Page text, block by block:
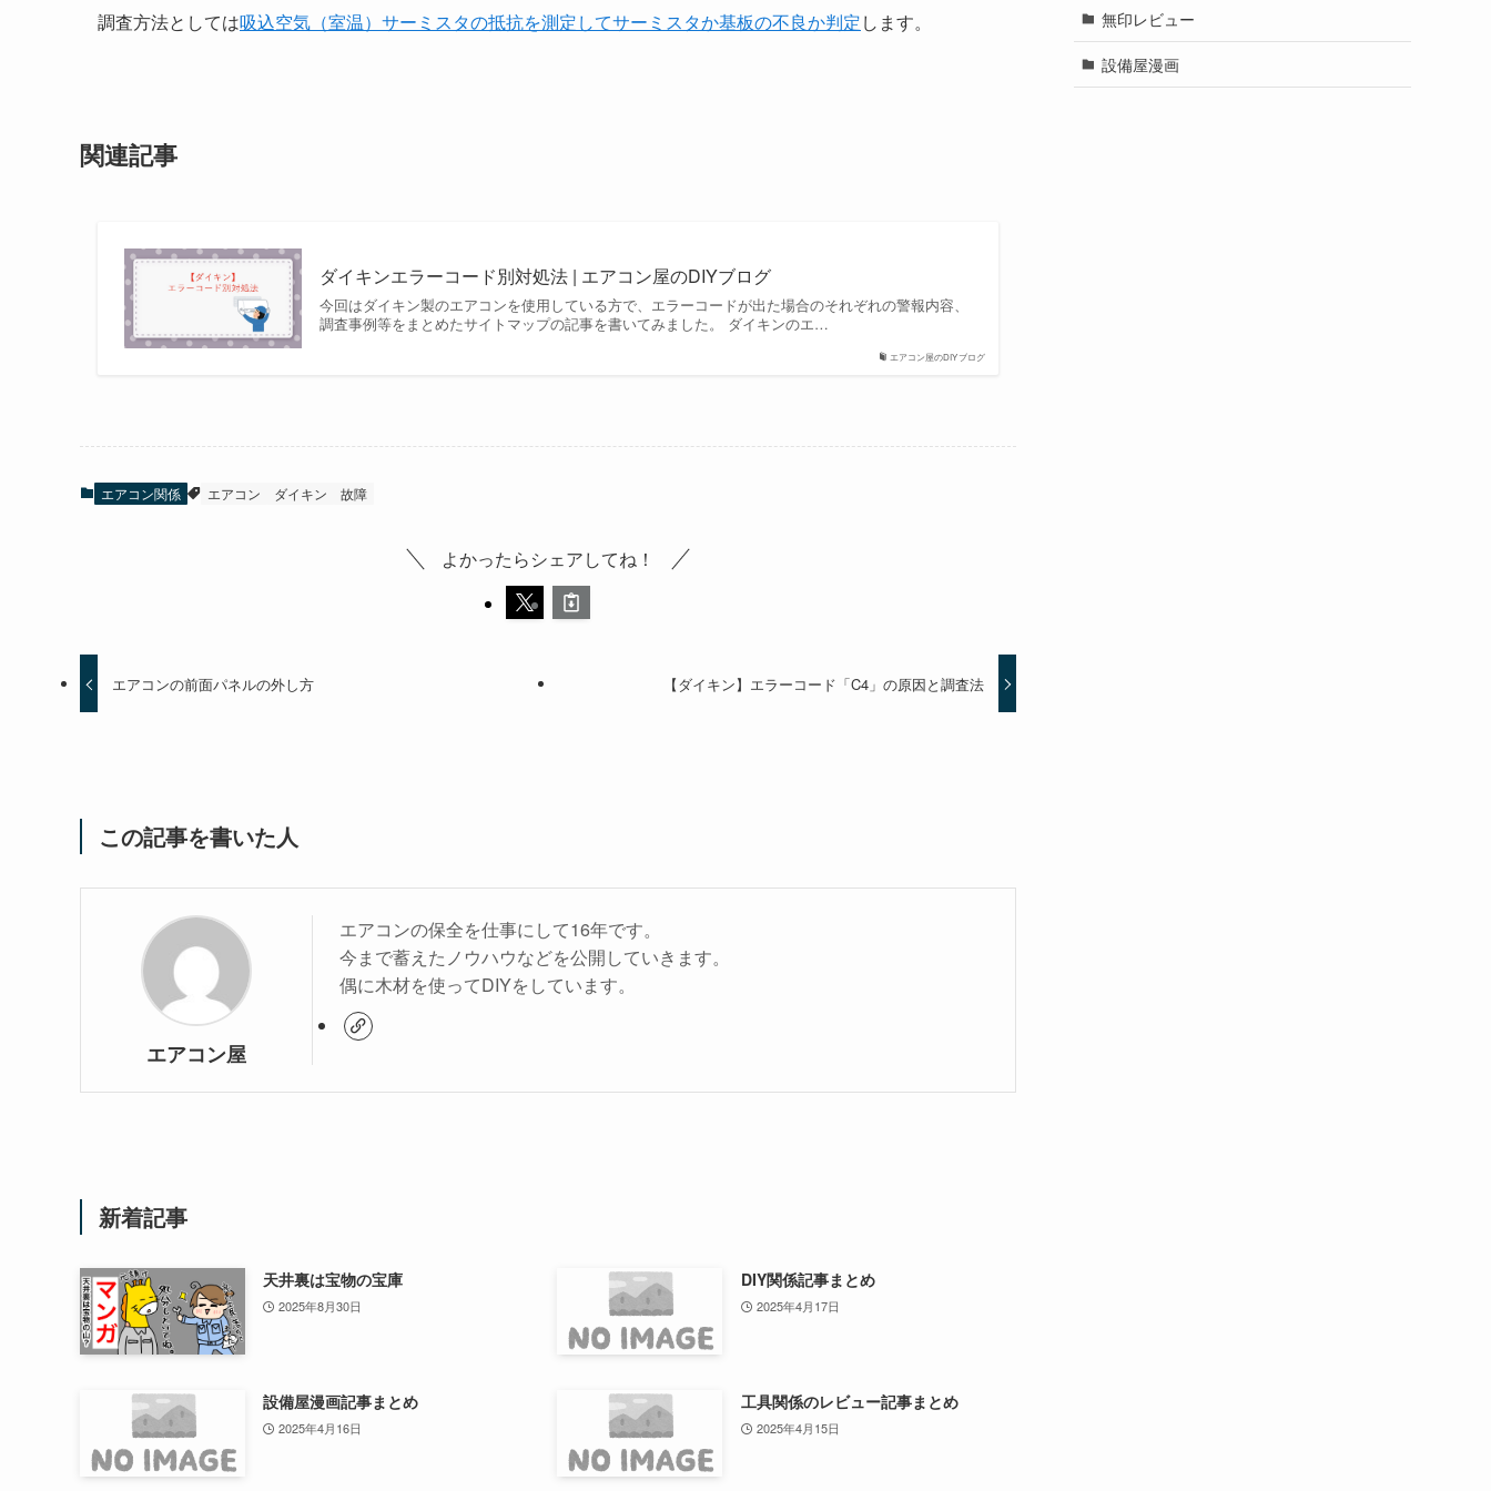
調査方法としては吸込空気（室温）サーミスタの抵抗を測定してサーミスタか基板の不良か判定します。
関連記事
エアコン屋のDIYブログ
ダイキンエラーコード別対処法 | エアコン屋のDIYブログ
今回はダイキン製のエアコンを使用している方で、エラーコードが出た場合のそれぞれの警報内容、
調査事例等をまとめたサイトマップの記事を書いてみました。 ダイキンのエ…
エアコン関係 エアコン ダイキン 故障
よかったらシェアしてね！
エアコンの前面パネルの外し方 【ダイキン】エラーコード「C4」の原因と調査法
この記事を書いた人
エアコン屋
エアコンの保全を仕事にして16年です。
今まで蓄えたノウハウなどを公開していきます。
偶に木材を使ってDIYをしています。
新着記事
天井裏は宝物の宝庫
2025年8月30日
DIY関係記事まとめ
2025年4月17日
設備屋漫画記事まとめ
2025年4月16日
工具関係のレビュー記事まとめ
2025年4月15日
無印レビュー
設備屋漫画